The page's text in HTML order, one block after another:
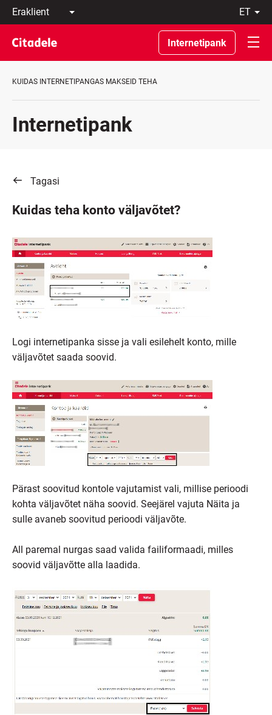
Eraklient
Äriklient
Pangast
C
REWARDS
et
Eesti
По-
русски
In
Internetipank
KUIDAS INTERNETIPANGAS MAKSEID TEHA
Internetipank
Tagasi
Kuidas teha konto väljavõtet?
Logi internetipanka sisse ja vali esilehelt konto, mille
väljavõtet saada soovid.
Pärast soovitud kontole vajutamist vali, millise perioodi
kohta väljavõtet näha soovid. Seejärel vajuta Näita ja
sulle avaneb soovitud perioodi väljavõte.
All paremal nurgas saad valida failiformaadi, milles
soovid väljavõtte alla laadida.